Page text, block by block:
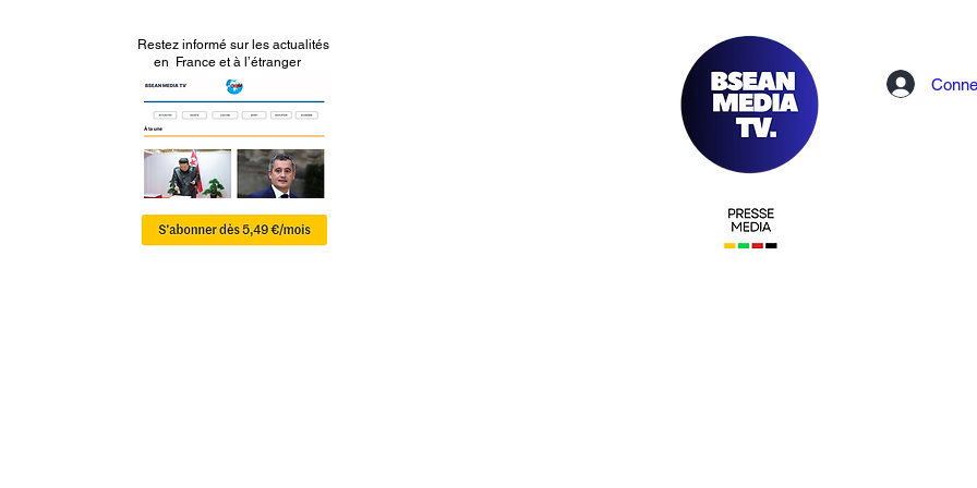
Restez informé sur les actualités
en France et à l’étranger